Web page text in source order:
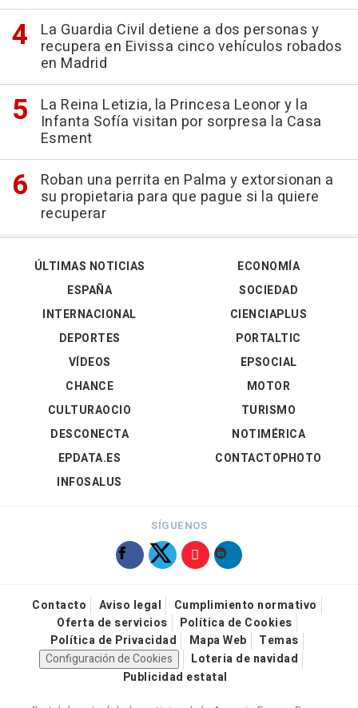
La Guardia Civil detiene a dos personas y
recupera en Eivissa cinco vehículos robados
en Madrid
La Reina Letizia, la Princesa Leonor y la
Infanta Sofía visitan por sorpresa la Casa
Esment
Roban una perrita en Palma y extorsionan a
su propietaria para que pague si la quiere
recuperar
ÚLTIMAS NOTICIAS
ESPAÑA
INTERNACIONAL
DEPORTES
VÍDEOS
ECONOMÍA
SOCIEDAD
CIENCIAPLUS
PORTALTIC
EPSOCIAL
CHANCE
CULTURAOCIO
DESCONECTA
EPDATA.ES
INFOSALUS
MOTOR
TURISMO
NOTIMÉRICA
CONTACTOPHOTO
SÍGUENOS
Contacto Aviso legal
Cumplimiento normativo
Oferta de servicios
Política de Cookies
Política de Privacidad
Mapa Web
Temas
Configuración de Cookies
Loteria de navidad
Publicidad estatal